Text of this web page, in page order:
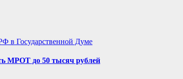
в Государственной Думе
МРОТ до 50 тысяч рублей